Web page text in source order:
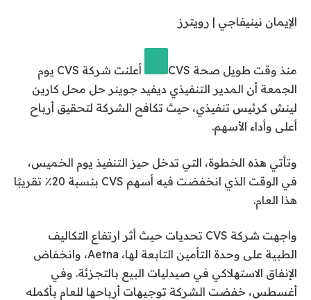
الإيمان نينيفاجي | رويترز
منذ وقت طويل صحة CVS
أعلنت شركة CVS يوم
الجمعة أن المدير التنفيذي ديفيد جوينر حل محل كارين
لينش كرئيس تنفيذي، حيث تكافح الشركة لتحقيق أرباح
أعلى وأداء الأسهم.
وتأتي هذه الخطوة، التي تدخل حيز التنفيذ يوم الخميس،
في الوقت الذي انخفضت فيه أسهم CVS بنسبة 20٪ تقريبًا
هذا العام.
واجهت شركة CVS تحديات حيث أثر ارتفاع التكاليف
الطبية على وحدة التأمين التابعة لها، Aetna، وانخفاض
الإنفاق الاستهلاكي في صيدليات البيع بالتجزئة. وفي
أغسطس، خفضت الشركة توجيهات أرباحها للعام بأكمله